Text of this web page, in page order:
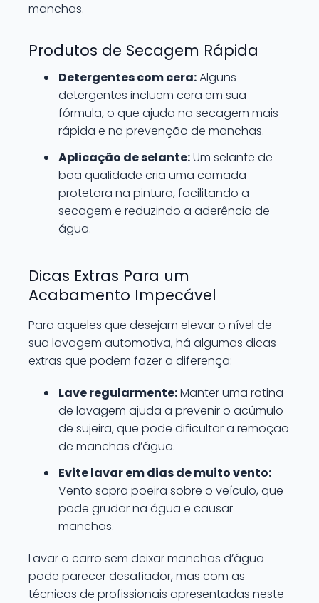
manchas.
Produtos de Secagem Rápida
Detergentes com cera:Alguns
detergentes incluem cera em sua
fórmula, o que ajuda na secagem mais
rápida e na prevenção de manchas.
Aplicação de selante:Um selante de
boa qualidade cria uma camada
protetora na pintura, facilitando a
secagem e reduzindo a aderência de
água.
Dicas Extras Para um
Acabamento Impecável
Para aqueles que desejam elevar o nível de
sua lavagem automotiva, há algumas dicas
extras que podem fazer a diferença:
Lave regularmente:Manter uma rotina
de lavagem ajuda a prevenir o acúmulo
de sujeira, que pode dificultar a remoção
de manchas d’água.
Evite lavar em dias de muito vento:
Vento sopra poeira sobre o veículo, que
pode grudar na água e causar
manchas.
Lavar o carro sem deixar manchas d’água
pode parecer desafiador, mas com as
técnicas de profissionais apresentadas neste